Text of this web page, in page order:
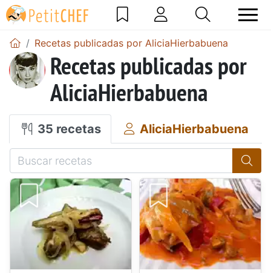
Recetas publicadas por AliciaHierbabuena
Recetas publicadas por
AliciaHierbabuena
35 recetas AliciaHierbabuena